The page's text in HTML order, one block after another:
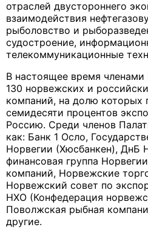
отраслей двустороннего
взаимодействия
рыболовство и
судостроение,
телекоммуникационные
В настоящее время
130 норвежских и
компаний, на долю которых
семидесяти процентов
Россию. Среди членов
как: Банк 1 Осло,
Норвегии (Хюсбанкен), ДнБ
финансовая группа
компаний, Норвежские
Норвежский совет по
НХО (Конфедерация
Поволжская рыбная
другие.